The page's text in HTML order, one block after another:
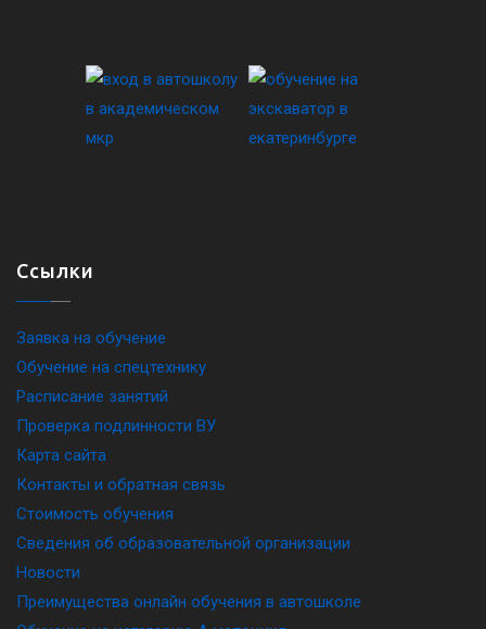
Ссылки
Заявка на обучение
Обучение на спецтехнику
Расписание занятий
Проверка подлинности ВУ
Карта сайта
Контакты и обратная связь
Стоимость обучения
Сведения об образовательной организации
Новости
Преимущества онлайн обучения в автошколе